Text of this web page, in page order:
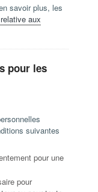
savoir plus, les
aux
pour les
suivantes
pour une
pour